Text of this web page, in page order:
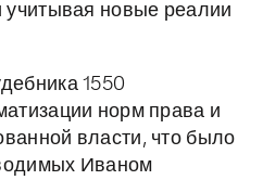
учитывая новые реалии
1550
норм права и
власти, что было
Иваном